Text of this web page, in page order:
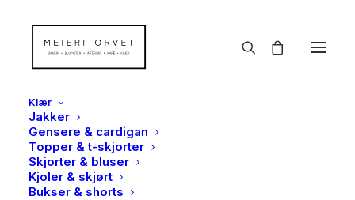
Klær
Jakker
Gensere & cardigan
Topper & t-skjorter
Skjorter & bluser
Kjoler & skjørt
Bukser & shorts